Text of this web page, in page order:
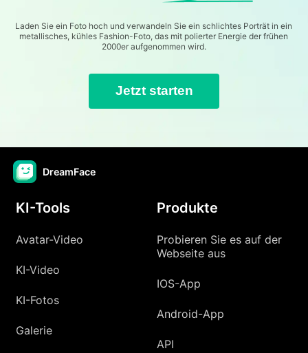
Laden Sie ein Foto hoch und verwandeln Sie ein schlichtes Porträt in ein
metallisches, kühles Fashion-Foto, das mit polierter Energie der frühen
2000er aufgenommen wird.
Jetzt starten
DreamFace
KI-Tools
Avatar-Video
KI-Video
KI-Fotos
Galerie
Produkte
Probieren Sie es auf der
Webseite aus
IOS-App
Android-App
API